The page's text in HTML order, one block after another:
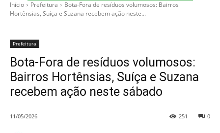
Início Prefeitura
Bota-Fora de resíduos volumosos: Bairros
Hortênsias, Suíça e Suzana recebem ação neste...
Prefeitura
Bota-Fora de resíduos volumosos:
Bairros Hortênsias, Suíça e Suzana
recebem ação neste sábado
11/05/2026 0
251